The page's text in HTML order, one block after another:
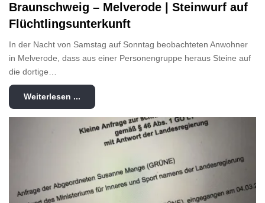
Braunschweig – Melverode | Steinwurf auf
Flüchtlingsunterkunft
In der Nacht von Samstag auf Sonntag beobachteten Anwohner
in Melverode, dass aus einer Personengruppe heraus Steine auf
die dortige…
Weiterlesen ...